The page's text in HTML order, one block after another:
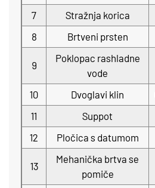
7
Stražnja korica
8
Brtveni prsten
9
Poklopac rashladne
vode
10 Dvoglavi klin
11
Suppot
12
Pločica s datumom
13
Mehanička brtva se
pomiče